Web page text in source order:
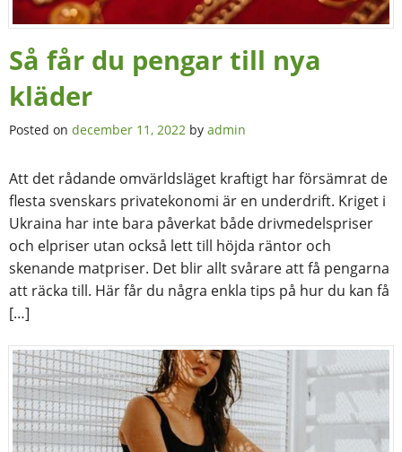
Så får du pengar till nya
kläder
Posted on december 11, 2022 by admin
Att det rådande omvärldsläget kraftigt har försämrat de
flesta svenskars privatekonomi är en underdrift. Kriget i
Ukraina har inte bara påverkat både drivmedelspriser
och elpriser utan också lett till höjda räntor och
skenande matpriser. Det blir allt svårare att få pengarna
att räcka till. Här får du några enkla tips på hur du kan få
[…]